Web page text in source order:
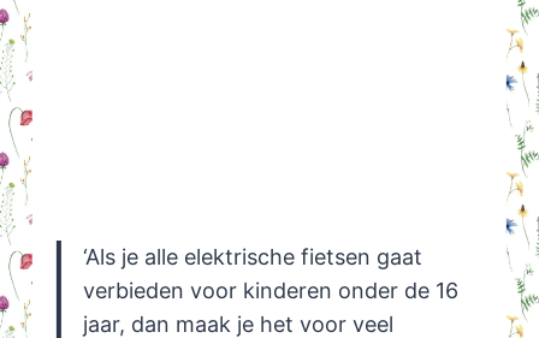
‘Als je alle elektrische fietsen gaat
verbieden voor kinderen onder de 16
jaar, dan maak je het voor veel